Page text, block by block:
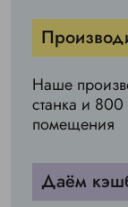
Наше
станка и
помещения
Даём